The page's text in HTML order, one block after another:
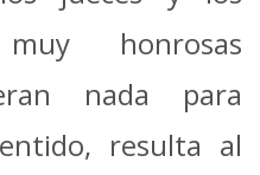
honrosas
nada para
resulta al